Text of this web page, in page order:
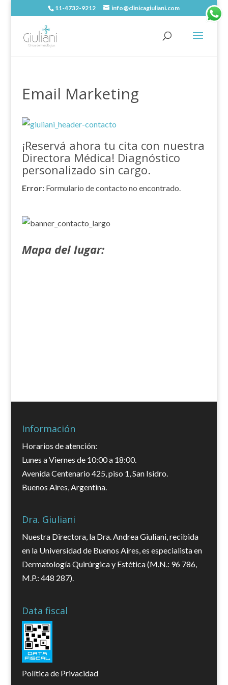
11-4732-9212 info@clinicagiuliani.com
Email Marketing
¡Reservá ahora tu cita con nuestra
Directora Médica! Diagnóstico
personalizado sin cargo.
Error:Formulario de contacto no encontrado.
Mapa del lugar:
Información
Horarios de atención:
Lunes a Viernes de 10:00 a 18:00.
Avenida Centenario 425, piso 1, San Isidro.
Buenos Aires, Argentina.
Dra. Giuliani
Nuestra Directora, la Dra. Andrea Giuliani, recibida
en la Universidad de Buenos Aires, es especialista en
Dermatología Quirúrgica y Estética (M.N.: 96 786,
M.P.: 448 287).
Data fiscal
Política de Privacidad